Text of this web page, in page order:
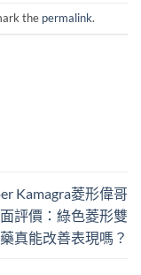
the permalink.
Kamagra菱形偉哥
評價：綠色菱形雙
真能改善表現嗎？